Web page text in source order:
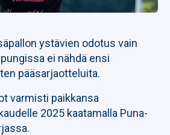
ystävien odotus vain
ei nähdä ensi
pääsarjaotteluita.
varmisti paikkansa
2025 kaatamalla Puna-